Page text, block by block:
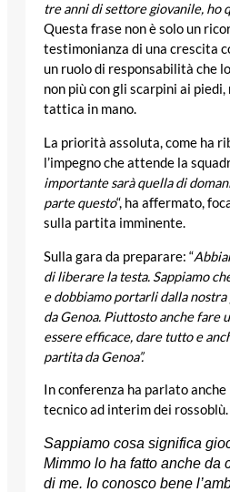
tre anni di settore giovanile, ho
Questa frase non è solo un
testimonianza di una crescita
un ruolo di responsabilità che
non più con gli scarpini ai
tattica in mano.
La priorità assoluta, come ha
l’impegno che attende la
importante sarà quella di
parte questo“, ha affermato,
sulla partita imminente.
Sulla gara da preparare: “
di liberare la testa. Sappiamo
e dobbiamo portarli dalla
da Genoa. Piuttosto anche fare
essere efficace, dare tutto e
partita da Genoa”.
In conferenza ha parlato anche
tecnico ad interim dei rossoblù.
Sappiamo cosa significa
Mimmo lo ha fatto anche da
di me. Io conosco bene